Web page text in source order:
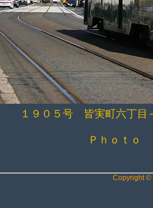
１９０５号 皆実町六丁目
Ｐｈｏｔｏ
Copyright ©